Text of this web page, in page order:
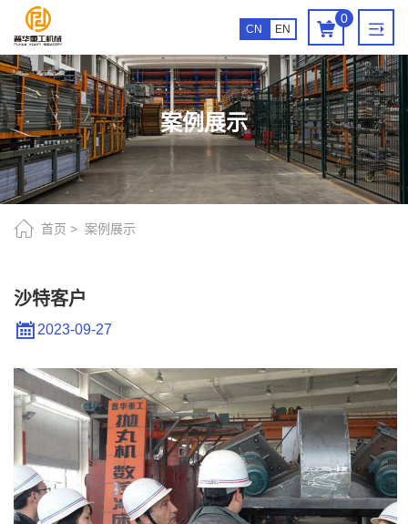
0
CN EN
沙
特
客
户
案例展示
首页 案例展示
沙特客户
2023-09-27